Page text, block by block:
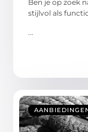
Ben je op zoek
stijlvol als
...